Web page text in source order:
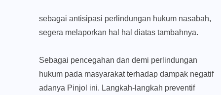
sebagai antisipasi perlindungan hukum nasabah,
segera melaporkan hal hal diatas tambahnya.
Sebagai pencegahan dan demi perlindungan
hukum pada masyarakat terhadap dampak negatif
adanya Pinjol ini. Langkah-langkah preventif